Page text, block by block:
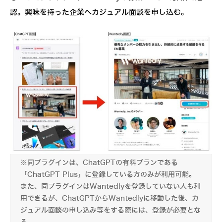
認。興味を持った企業へカジュアル面談を申し込む。
※同プラグインは、ChatGPTの有料プランである
「ChatGPT Plus」に登録している方のみが利用可能。
また、同プラグインはWantedlyを登録していない人も利
用できるが、ChatGPTからWantedlyに移動した後、カ
ジュアル面談の申し込み等をする際には、登録が必要とな